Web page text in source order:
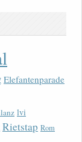
Elefantenparade
lvi
Rietstap Rom